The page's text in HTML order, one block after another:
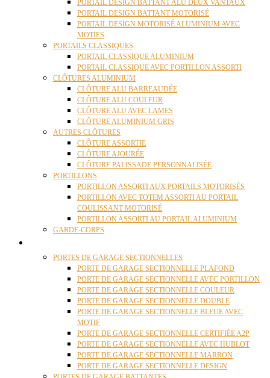
PORTAIL DESIGN BATTANT ALU DEUX VANTAUX
PORTAIL DESIGN BATTANT MOTORISÉ
PORTAIL DESIGN MOTORISÉ ALUMINIUM AVEC
MOTIFS
PORTAILS CLASSIQUES
PORTAIL CLASSIQUE ALUMINIUM
PORTAIL CLASSIQUE AVEC PORTILLON ASSORTI
CLÔTURES ALUMINIUM
CLÔTURE ALU BARREAUDÉE
CLÔTURE ALU COULEUR
CLÔTURE ALU AVEC LAMES
CLÔTURE ALUMINIUM GRIS
AUTRES CLÔTURES
CLÔTURE ASSORTIE
CLÔTURE AJOURÉE
CLÔTURE PALISSADE PERSONNALISÉE
PORTILLONS
PORTILLON ASSORTI AUX PORTAILS MOTORISÉS
PORTILLON AVEC TOTEM ASSORTI AU PORTAIL
COULISSANT MOTORISÉ
PORTILLON ASSORTI AU PORTAIL ALUMINIUM
GARDE-CORPS
PORTES DE GARAGE SECTIONNELLES
PORTE DE GARAGE SECTIONNELLE PLAFOND
PORTE DE GARAGE SECTIONNELLE AVEC PORTILLON
PORTE DE GARAGE SECTIONNELLE COULEUR
PORTE DE GARAGE SECTIONNELLE DOUBLE
PORTE DE GARAGE SECTIONNELLE BLEUE AVEC
MOTIF
PORTE DE GARAGE SECTIONNELLE CERTIFIÉE A2P
PORTE DE GARAGE SECTIONNELLE AVEC HUBLOT
PORTE DE GARAGE SECTIONNELLE MARRON
PORTE DE GARAGE SECTIONNELLE DESIGN